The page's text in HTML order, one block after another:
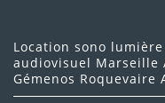
Location sono
audiovisuel Marseille
Gémenos Roquevaire